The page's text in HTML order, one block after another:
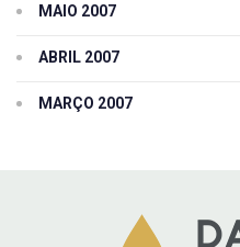
MAIO 2007
ABRIL 2007
MARÇO 2007